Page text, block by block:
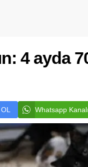
4 ayda
Whatsapp